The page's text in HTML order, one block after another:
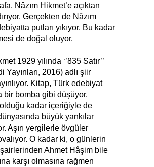
Nâzım Hikmet’e açıktan
Gerçekten de Nâzım
putları yıkıyor. Bu kadar
de doğal oluyor.
1929 yılında ‘’835 Satır’’
Yayınları, 2016) adlı şiir
Kitap, Türk edebiyat
bir bomba gibi düşüyor.
kadar içeriğiyle de
büyük yankılar
Aşırı yergilerle övgüler
O kadar ki, o günlerin
Ahmet Hâşim bile
karşı olmasına rağmen